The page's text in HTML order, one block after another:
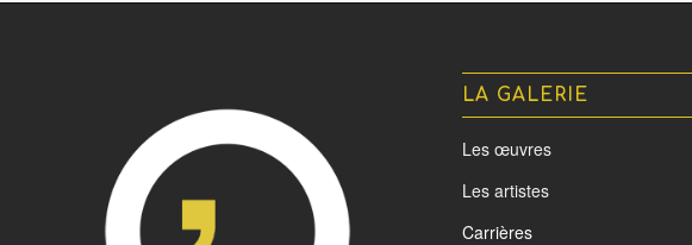
LA GALERIE
Les œuvres
Les artistes
Carrières